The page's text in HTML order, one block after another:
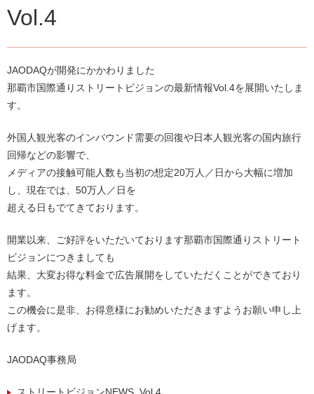
Vol.4
JAODAQが開発にかかわりました
那覇市国際通りストリートビジョンの最新情報Vol.4を展開いたしま
す。
外国人観光客のインバウンド需要の回復や日本人観光客の国内旅行
回帰などの影響で、
メディアの接触可能人数も当初の想定20万人／日から大幅に増加
し、現在では、50万人／日を
超える日もでてきております。
開業以来、ご好評をいただいております那覇市国際通りストリート
ビジョンにつきましても
結果、大変お得な料金で広告展開をしていただくことができており
ます。
この機会に是非、お得意様にお勧めいただきますようお願い申し上
げます。
JAODAQ事務局